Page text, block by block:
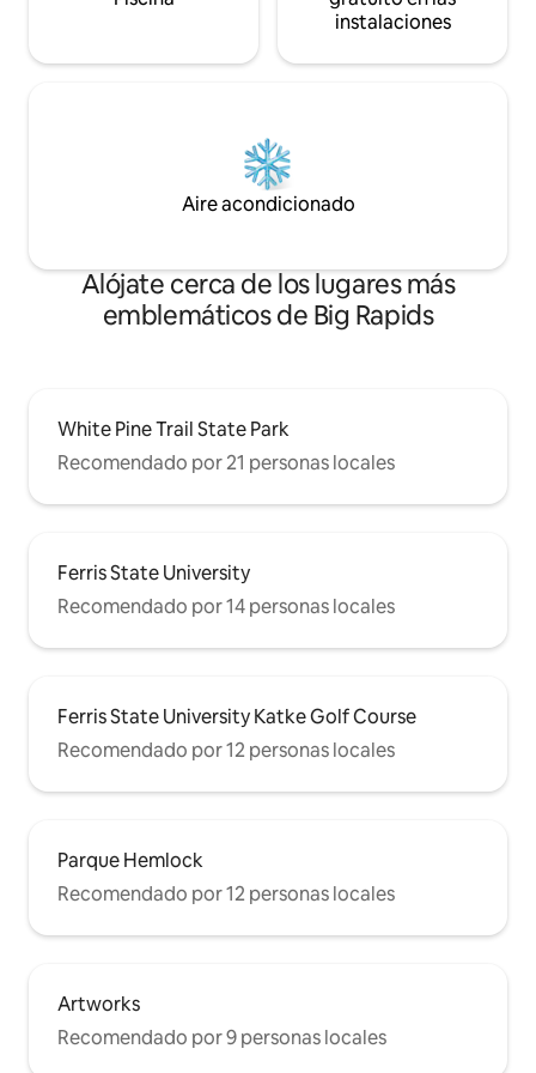
instalaciones
Aire acondicionado
Alójate cerca de los lugares más
emblemáticos de Big Rapids
White Pine Trail State Park
Recomendado por 21 personas locales
Ferris State University
Recomendado por 14 personas locales
Ferris State University Katke Golf Course
Recomendado por 12 personas locales
Parque Hemlock
Recomendado por 12 personas locales
Artworks
Recomendado por 9 personas locales